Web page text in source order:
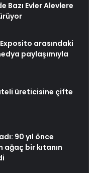
Bazı Evler Alevlere
arasındaki
paylaşımıyla
üreticisine çifte
90 yıl önce
ağaç bir kıtanın